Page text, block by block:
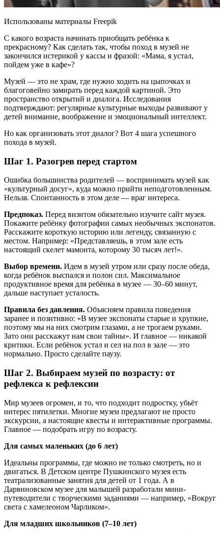
Использованы материалы Freepik
С какого возраста начинать приобщать ребёнка к
прекрасному? Как сделать так, чтобы поход в музей не
закончился истерикой у кассы и фразой: «Мама, я устал,
пойдем уже в кафе»?
Музей — это не храм, где нужно ходить на цыпочках и
благоговейно замирать перед каждой картиной. Это
пространство открытий и диалога. Исследования
подтверждают: регулярные культурные выходы развивают у
детей внимание, воображение и эмоциональный интеллект.
Но как организовать этот диалог? Вот 4 шага успешного
похода в музей.
Шаг 1. Разогрев перед стартом
Ошибка большинства родителей — воспринимать музей как
«культурный досуг», куда можно прийти неподготовленным.
Нельзя. Спонтанность в этом деле — враг интереса.
Предпоказ. Перед визитом обязательно изучите сайт музея.
Покажите ребёнку фотографии самых необычных экспонатов.
Расскажите короткую историю или легенду, связанную с
местом. Например: «Представляешь, в этом зале есть
настоящий скелет мамонта, которому 30 тысяч лет!».
Выбор времени. Идем в музей утром или сразу после обеда,
когда ребёнок выспался и полон сил. Максимальное
продуктивное время для ребёнка в музее — 30–60 минут,
дальше наступает усталость.
Правила без давления. Объясняем правила поведения
заранее и позитивно: «В музее экспонаты старые и хрупкие,
поэтому мы на них смотрим глазами, а не трогаем руками.
Зато они расскажут нам свои тайны». И главное — никакой
критики. Если ребёнок устал и сел на пол в зале — это
нормально. Просто сделайте паузу.
Шаг 2. Выбираем музей по возрасту: от
рефлекса к рефлексии
Мир музеев огромен, и то, что подходит подростку, убьёт
интерес пятилетки. Многие музеи предлагают не просто
экскурсии, а настоящие квесты и интерактивные программы.
Главное — подобрать игру по возрасту.
Для самых маленьких (до 6 лет)
Идеальны программы, где можно не только смотреть, но и
двигаться. В Детском центре Пушкинского музея есть
театрализованные занятия для детей от 1 года. А в
Дарвиновском музее для малышей разработали мини-
путеводители с творческими заданиями — например, «Вокруг
света с хамелеоном Чарликом».
Для младших школьников (7–10 лет)